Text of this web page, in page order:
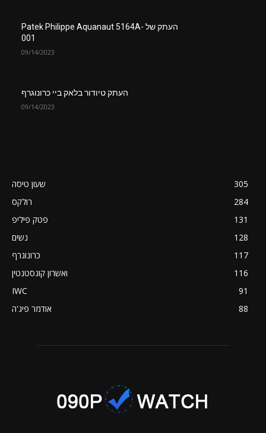
העתק של Patek Philippe Aquanaut 5164A-
001
09/14/2023
העתק טיודור בלאק ביי כרונוגרף
09/14/2023
שעון טיסה
305
רולקס
284
פטק פיליפ
131
נשים
128
כרונוגרף
117
ואשרון קונסטנטין
116
IWC
91
אודמר פיג'ה
88